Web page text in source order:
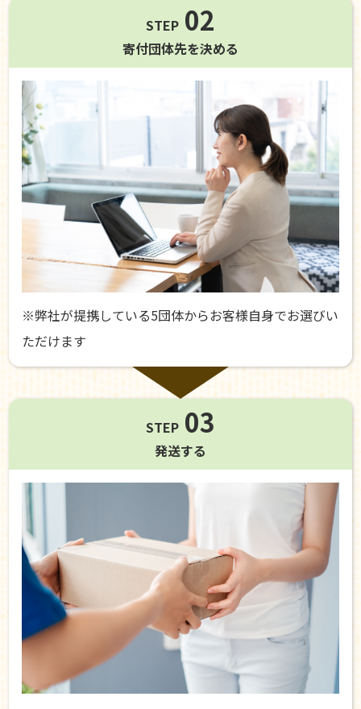
STEP 02
寄付団体先を決める
※弊社が提携している5団体からお客様自身でお選びい
ただけます
STEP 03
発送する